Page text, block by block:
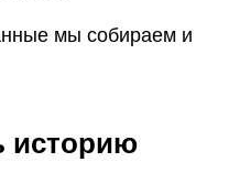
мы собираем и
историю